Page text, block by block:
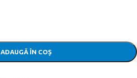
ADAUGĂ ÎN COȘ